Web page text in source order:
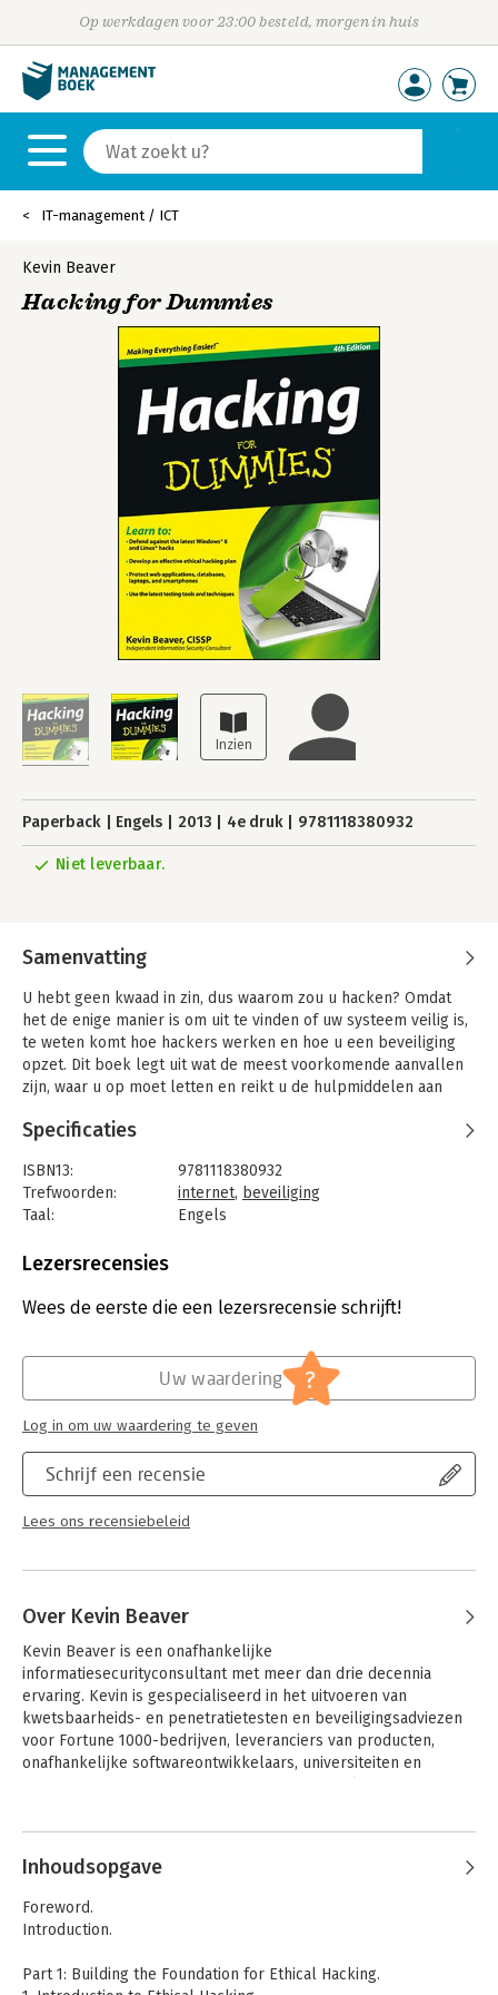
Op werkdagen voor 23:00 besteld, morgen in huis
IT-management / ICT
Kevin Beaver
Hacking for Dummies
Paperback Engels 2013 4e druk 9781118380932
Niet leverbaar.
Samenvatting
U hebt geen kwaad in zin, dus waarom zou u hacken? Omdat
het de enige manier is om uit te vinden of uw systeem veilig is,
te weten komt hoe hackers werken en hoe u een beveiliging
opzet. Dit boek legt uit wat de meest voorkomende aanvallen
zijn, waar u op moet letten en reikt u de hulpmiddelen aan
Specificaties
ISBN13:
9781118380932
Trefwoorden:
internet, beveiliging
Taal:
Engels
Aantal pagina's:
Druk:
4
IT-management / ICT
Serie:
Dummies (Engelstalig)
Lezersrecensies
Wees de eerste die een lezersrecensie schrijft!
Schrijf een recensie
Lees ons recensiebeleid
Uw waardering ?
Log in om uw waardering te geven
Over Kevin Beaver
Kevin Beaver is een onafhankelijke
informatiesecurityconsultant met meer dan drie decennia
ervaring. Kevin is gespecialiseerd in het uitvoeren van
kwetsbaarheids- en penetratietesten en beveiligingsadviezen
voor Fortune 1000-bedrijven, leveranciers van producten,
onafhankelijke softwareontwikkelaars, universiteiten en
Street Journal.
Andere boeken door Kevin Beaver
Inhoudsopgave
Foreword.
Introduction.
Part 1: Building the Foundation for Ethical Hacking.